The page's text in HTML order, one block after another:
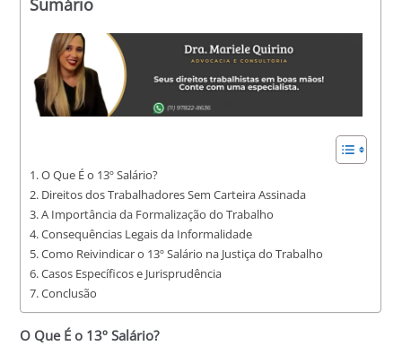
O Que É o 13º Salário?
Direitos dos Trabalhadores Sem Carteira Assinada
A Importância da Formalização do Trabalho
Consequências Legais da Informalidade
Como Reivindicar o 13º Salário na Justiça do Trabalho
Casos Específicos e Jurisprudência
Conclusão
O Que É o 13º Salário?